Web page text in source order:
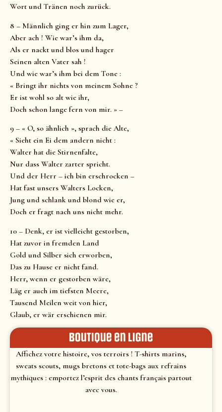
Wort und Tränen noch zurück.
8 – Männlich ging er hin zum Lager,
Aber ach ! Wie war’s ihm da,
Als er nackt und blos und hager
Seinen alten Vater sah !
Und wie war’s ihm bei dem Tone :
« Bringt ihr nichts von meinem Sohne ?
Er ist wohl so alt wie ihr,
Doch schon lange fern von mir. » –
9 – « O, so ähnlich », sprach die Alte,
« Sieht ein Ei dem andern nicht :
Walter hat die Stirnenfalte,
Nur dass Walter zarter spricht.
Und der Herr – ich bin erschrocken –
Hat fast unsers Walters Locken,
Jung und schlank und blond wie er,
Doch er fragt nach uns nicht mehr.
10 – Denk, er ist vielleicht gestorben,
Hat zuvor in fremden Land
Gold und Silber sich erworben,
Das zu Hause er nicht fand.
Herr, wenn er gestorben wäre,
Läg er auch im tiefsten Meere,
Tausend Meilen weit von hier,
Glaub, er wär erschienen mir.
Boutique en ligne
Affichez votre histoire, vos terroirs ! T-shirts marins,
sweats scouts, mugs bretons et tote-bags aux refrains
mythiques : emportez l’esprit des chants français partout
avec vous.